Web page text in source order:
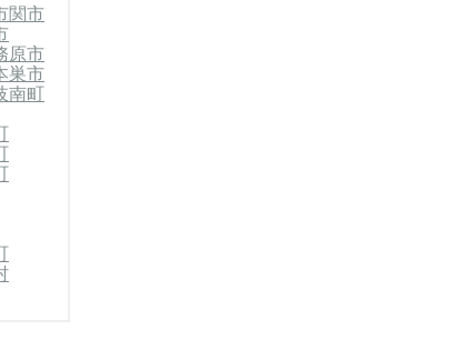
関市
原市
巣市
南町